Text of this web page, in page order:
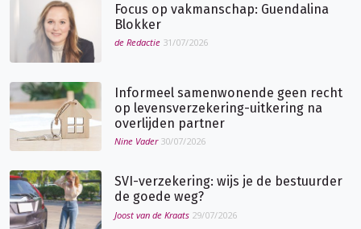
Focus op vakmanschap: Guendalina
Blokker
de Redactie 31/07/2026
Informeel samenwonende geen recht
op levensverzekering-uitkering na
overlijden partner
Nine Vader 30/07/2026
SVI-verzekering: wijs je de bestuurder
de goede weg?
Joost van de Kraats 29/07/2026